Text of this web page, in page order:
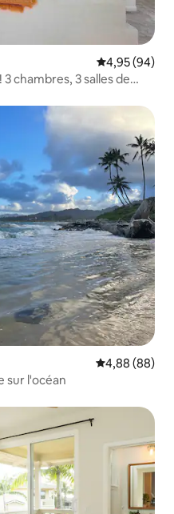
Évaluation
4,95 (94)
chambres, 3 salles de
Évaluation
4,88 (88)
sur l'océan